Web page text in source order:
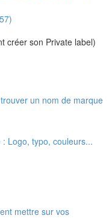
créer son Private label)
un nom de marque
Logo, typo, couleurs...
mettre sur vos